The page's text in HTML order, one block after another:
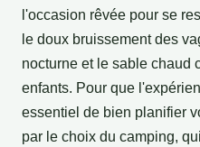
l'occasion rêvée pour se
le doux bruissement des
nocturne et le sable chaud
enfants. Pour que
essentiel de bien planifier
par le choix du camping,